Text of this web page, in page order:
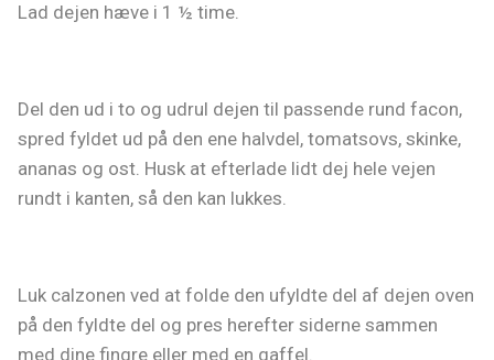
Lad dejen hæve i 1 ½ time.
Del den ud i to og udrul dejen til passende rund facon,
spred fyldet ud på den ene halvdel, tomatsovs, skinke,
ananas og ost. Husk at efterlade lidt dej hele vejen
rundt i kanten, så den kan lukkes.
Luk calzonen ved at folde den ufyldte del af dejen oven
på den fyldte del og pres herefter siderne sammen
med dine fingre eller med en gaffel.